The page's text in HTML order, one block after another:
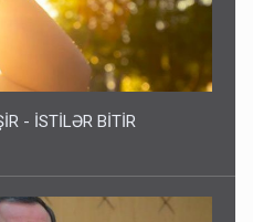
- İSTİLƏR BİTİR